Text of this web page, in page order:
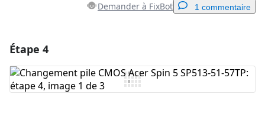
Demander à FixBot 1 commentaire
Ajouter un commentaire
Étape 4